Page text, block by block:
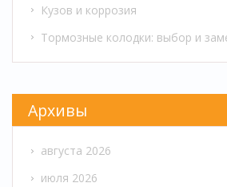
Кузов и коррозия
Тормозные колодки: выбор и
Архивы
августа 2026
июля 2026